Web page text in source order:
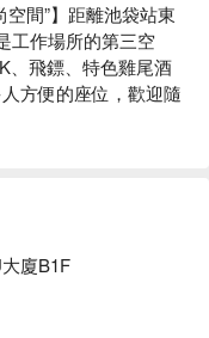
空間”】距離池袋站東
工作場所的第三空
、飛鏢、特色雞尾酒
方便的座位，歡迎隨
廈B1F